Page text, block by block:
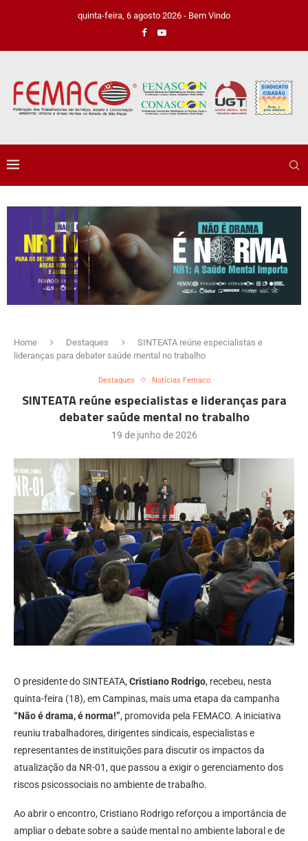
quinta-feira, 6 agosto 2026 - Bem Vindo
Home Destaques
SINTEATA reúne especialistas e
lideranças para debater saúde mental no trabalho
Destaques Notícias Femaco
SINTEATA reúne especialistas e lideranças para
debater saúde mental no trabalho
19 de junho de 2026
O presidente do SINTEATA, Cristiano Rodrigo, recebeu, nesta
quinta-feira (18), em Campinas, mais uma etapa da campanha
“Não é drama, é norma!”, promovida pela FEMACO. A iniciativa
reuniu trabalhadores, dirigentes sindicais, especialistas e
representantes de instituições para discutir os impactos da
atualização da NR-01, que passou a exigir o gerenciamento dos
riscos psicossociais no ambiente de trabalho.
Ao abrir o encontro, Cristiano Rodrigo reforçou a importância de
ampliar o debate sobre a saúde mental no ambiente laboral e de